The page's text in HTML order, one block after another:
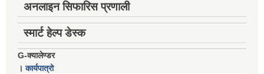
अनलाइन सिफारिस प्रणाली
स्मार्ट हेल्प डेस्क
G-क्यालेण्डर
।कार्यपात्रो